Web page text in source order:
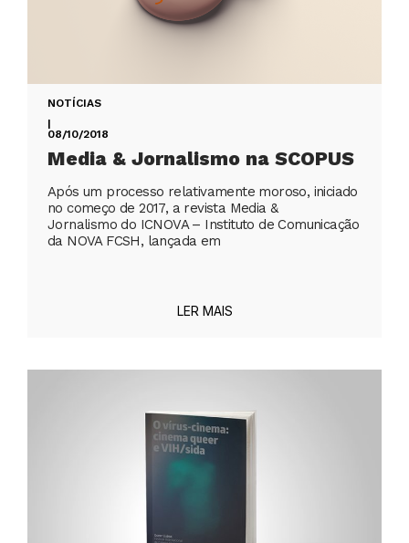
NOTÍCIAS
|
08/10/2018
Media & Jornalismo na SCOPUS
Após um processo relativamente moroso, iniciado
no começo de 2017, a revista Media &
Jornalismo do ICNOVA – Instituto de Comunicação
da NOVA FCSH, lançada em
LER MAIS